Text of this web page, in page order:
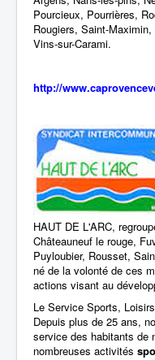
Pourcieux, Pourrières,
Rougiers, Saint-
Vins-sur-Carami.
http://
HAUT DE L'ARC,
Châteauneuf le rouge,
Puyloubier, Rousset,
né de la volonté de ces
actions visant au
Le Service Sports,
Depuis plus de 25 ans,
service des habitants de
nombreuses activités